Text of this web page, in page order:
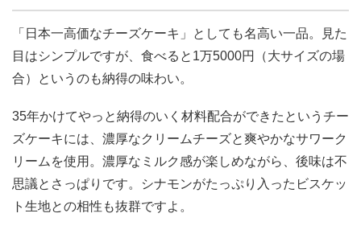
「日本一高価なチーズケーキ」としても名高い一品。見た
目はシンプルですが、食べると1万5000円（大サイズの場
合）というのも納得の味わい。
35年かけてやっと納得のいく材料配合ができたというチー
ズケーキには、濃厚なクリームチーズと爽やかなサワーク
リームを使用。濃厚なミルク感が楽しめながら、後味は不
思議とさっぱりです。シナモンがたっぷり入ったビスケッ
ト生地との相性も抜群ですよ。